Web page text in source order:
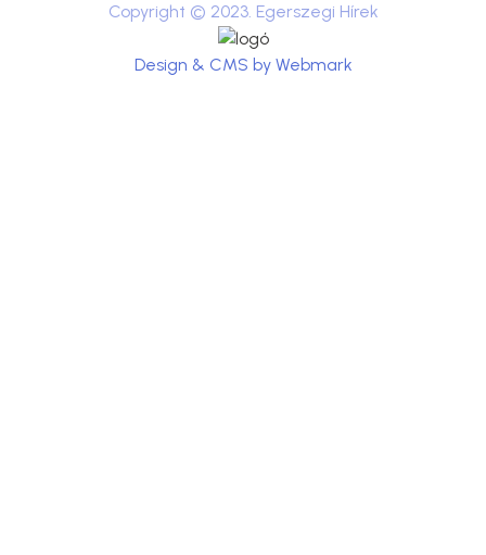
Copyright © 2023. Egerszegi Hírek
Design & CMS by Webmark